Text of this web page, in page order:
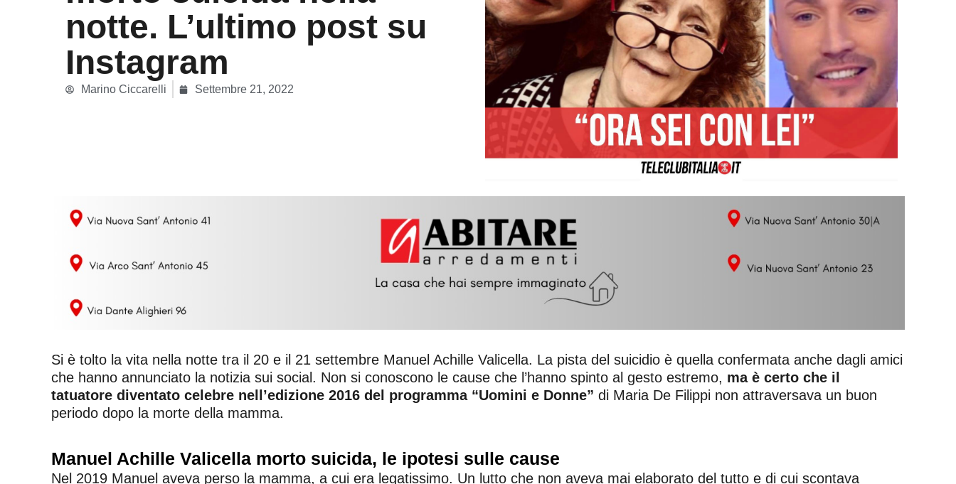
notte. L’ultimo post su
Instagram
Marino Ciccarelli Settembre 21, 2022
Si è tolto la vita nella notte tra il 20 e il 21 settembre Manuel Achille Valicella. La pista del suicidio è quella confermata anche dagli amici
che hanno annunciato la notizia sui social. Non si conoscono le cause che l’hanno spinto al gesto estremo, ma è certo che il
tatuatore diventato celebre nell’edizione 2016 del programma “Uomini e Donne” di Maria De Filippi non attraversava un buon
periodo dopo la morte della mamma.
Manuel Achille Valicella morto suicida, le ipotesi sulle cause
Nel 2019 Manuel aveva perso la mamma, a cui era legatissimo. Un lutto che non aveva mai elaborato del tutto e di cui scontava